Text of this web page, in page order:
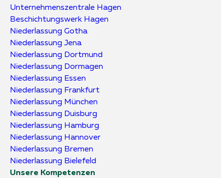
Unternehmens­zentrale Hagen
Beschichtungs­werk Hagen
Niederlassung Gotha
Niederlassung Jena
Niederlassung Dortmund
Niederlassung Dormagen
Niederlassung Essen
Niederlassung Frankfurt
Niederlassung München
Niederlassung Duisburg
Niederlassung Hamburg
Niederlassung Hannover
Niederlassung Bremen
Niederlassung Bielefeld
Unsere Kompetenzen